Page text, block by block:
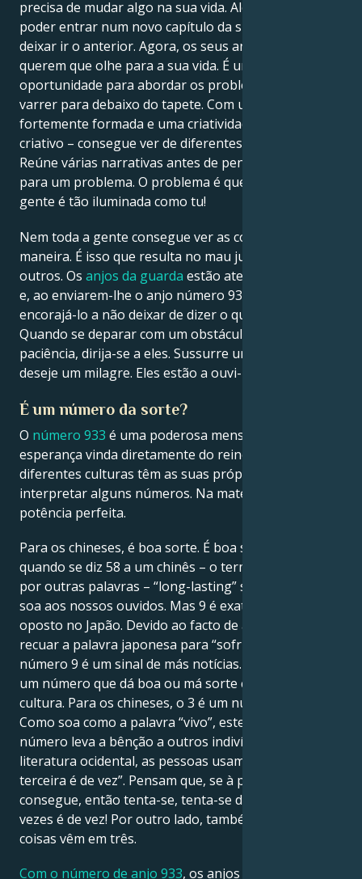
precisa de mudar algo na sua vida. Além disso, para
poder entrar num novo capítulo da sua vida, tem de
deixar ir o anterior. Agora, os seus anjos da guarda
querem que olhe para a sua vida. É uma
oportunidade para abordar os problemas que está a
varrer para debaixo do tapete. Com uma intuição
fortemente formada e uma criatividade original, é
criativo – consegue ver de diferentes pontos de vista.
Reúne várias narrativas antes de pensar na solução
para um problema. O problema é que nem toda a
gente é tão iluminada como tu!
Nem toda a gente consegue ver as coisas da mesma
maneira. É isso que resulta no mau julgamento dos
outros. Os anjos da guarda estão atentos a tudo isto
e, ao enviarem-lhe o anjo número 933, estão a
encorajá-lo a não deixar de dizer o que pensa.
Quando se deparar com um obstáculo ou ficar sem
paciência, dirija-se a eles. Sussurre uma oração e
deseje um milagre. Eles estão a ouvi-lo.
É um número da sorte?
O número 933 é uma poderosa mensagem de
esperança vinda diretamente do reino divino, e as
diferentes culturas têm as suas próprias formas de
interpretar alguns números. Na matemática, 9 é uma
potência perfeita.
Para os chineses, é boa sorte. É boa sorte porque
quando se diz 58 a um chinês – o termo é prosaico,
por outras palavras – “long-lasting” soa como o 58
soa aos nossos ouvidos. Mas 9 é exatamente o
oposto no Japão. Devido ao facto de a sua pronúncia
recuar a palavra japonesa para “sofrimento”, o
número 9 é um sinal de más notícias.
um número que dá boa ou má sorte consoante a
cultura. Para os chineses, o 3 é um número de sorte.
Como soa como a palavra “vivo”, este mesmo
número leva a bênção a outros indivíduos. Na
literatura ocidental, as pessoas usam a frase “à
terceira é de vez”. Pensam que, se à primeira não se
consegue, então tenta-se, tenta-se de novo e três
vezes é de vez! Por outro lado, também sabem que as
coisas vêm em três.
Com o número de anjo 933, os anjos da guarda estão